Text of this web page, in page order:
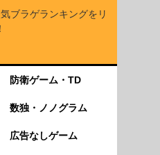
ブラゲランキングをリ
防衛ゲーム・TD
数独・ノノグラム
広告なしゲーム